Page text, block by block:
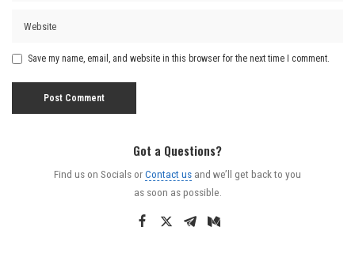
Save my name, email, and website in this browser for the next time I comment.
Got a Questions?
Find us on Socials orContact us and we’ll get back to you
as soon as possible.